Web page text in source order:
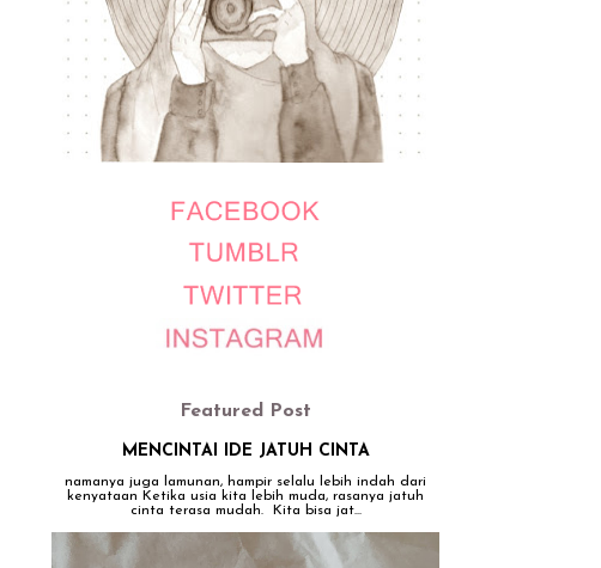
Featured Post
MENCINTAI IDE JATUH CINTA
namanya juga lamunan, hampir selalu lebih indah dari
kenyataan Ketika usia kita lebih muda, rasanya jatuh
cinta terasa mudah. Kita bisa jat...